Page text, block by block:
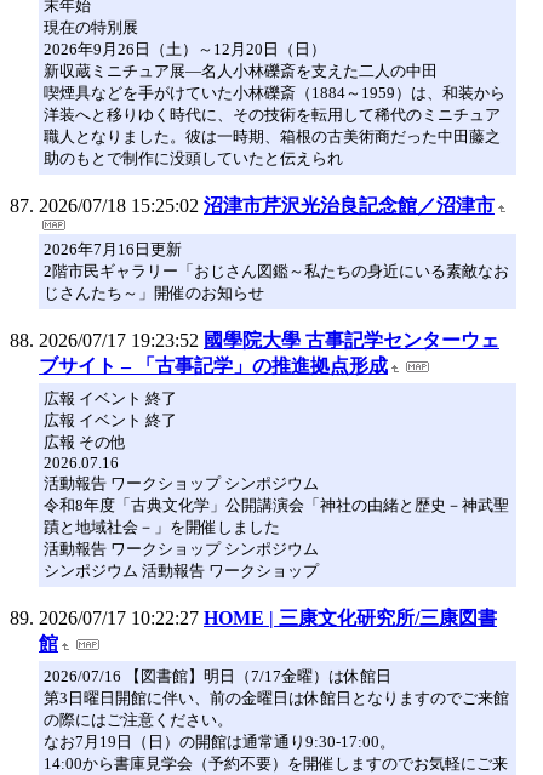
末年始
現在の特別展
2026年9月26日（土）～12月20日（日）
新収蔵ミニチュア展―名人小林礫斎を支えた二人の中田
喫煙具などを手がけていた小林礫斎（1884～1959）は、和装から
洋装へと移りゆく時代に、その技術を転用して稀代のミニチュア
職人となりました。彼は一時期、箱根の古美術商だった中田藤之
助のもとで制作に没頭していたと伝えられ
2026/07/18 15:25:02 沼津市芹沢光治良記念館／沼津市
2026年7月16日更新
2階市民ギャラリー「おじさん図鑑～私たちの身近にいる素敵なお
じさんたち～」開催のお知らせ
2026/07/17 19:23:52 國學院大學 古事記学センターウェ
ブサイト – 「古事記学」の推進拠点形成
広報 イベント 終了
広報 イベント 終了
広報 その他
2026.07.16
活動報告 ワークショップ シンポジウム
令和8年度「古典文化学」公開講演会「神社の由緒と歴史－神武聖
蹟と地域社会－」を開催しました
活動報告 ワークショップ シンポジウム
シンポジウム 活動報告 ワークショップ
2026/07/17 10:22:27 HOME | 三康文化研究所/三康図書
館
2026/07/16 【図書館】明日（7/17金曜）は休館日
第3日曜日開館に伴い、前の金曜日は休館日となりますのでご来館
の際にはご注意ください。
なお7月19日（日）の開館は通常通り9:30-17:00。
14:00から書庫見学会（予約不要）を開催しますのでお気軽にご来